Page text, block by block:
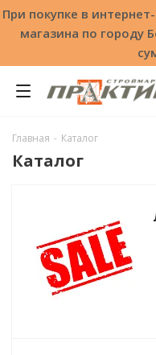
При покупке в
магазина по городу
Главная - Каталог
Каталог